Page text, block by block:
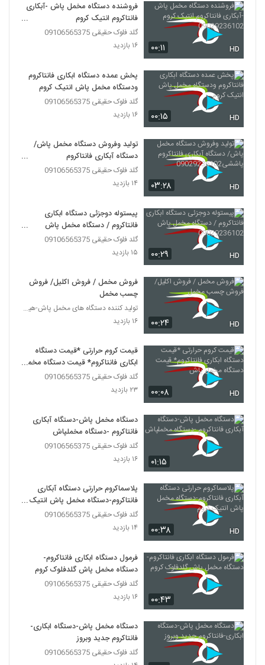
۰۰:۱۱ HD
فروشنده دستگاه مخمل پاش -آبکاری
فانتاکروم انتیک کروم
09029236102
گلد فلوک حقیقی 09106565375
۱۶ بازدید
۰۰:۱۵ HD
پخش عمده دستگاه ابکاری فانتاکروم
ودستگاه مخمل پاش انتیک کروم
گلد فلوک حقیقی 09106565375
۱۶ بازدید
۰۳:۲۸ HD
تولید وفروش دستگاه مخمل پاش/
دستگاه آبکاری فانتاکروم
پاششی09029236102
گلد فلوک حقیقی 09106565375
۱۴ بازدید
۰۰:۲۹ HD
پیستوله دوجزئی دستگاه ابکاری
فانتاکروم / دستگاه مخمل پاش
09029236102
گلد فلوک حقیقی 09106565375
۱۵ بازدید
۰۰:۲۴ HD
فروش مخمل / فروش اکلیل/ فروش
چسب مخمل
تولید کننده دستگاه های مخمل پاش-هیدروگرافیک-ابکاری
۱۶ بازدید
۰۰:۰۸ HD
قیمت کروم حرارتی *قیمت دستگاه
ابکاری فانتاکروم* قیمت دستگاه مخمل
پاش
گلد فلوک حقیقی 09106565375
۲۳ بازدید
۰۱:۱۵
دستگاه مخمل پاش-دستگاه آبکاری
فانتاکروم -دستگاه مخملپاش
گلد فلوک حقیقی 09106565375
۱۶ بازدید
۰۰:۳۸ HD
پلاسماکروم حرارتی دستگاه آبکاری
فانتاکروم-دستگاه مخمل پاش انتیک
کروم
گلد فلوک حقیقی 09106565375
۱۴ بازدید
۰۰:۴۳
فرمول دستگاه ابکاری فانتاکروم-
دستگاه مخمل پاش گلدفلوک کروم
گلد فلوک حقیقی 09106565375
۱۶ بازدید
دستگاه مخمل پاش-دستگاه ابکاری-
فانتاکروم جدید وبروز
گلد فلوک حقیقی 09106565375